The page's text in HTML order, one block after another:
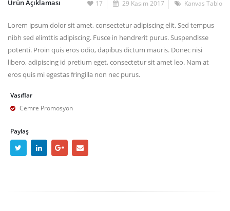
Ürün Açıklaması 17 29 Kasım 2017 Kanvas Tablo
Lorem ipsum dolor sit amet, consectetur adipiscing elit. Sed tempus
nibh sed elimttis adipiscing. Fusce in hendrerit purus. Suspendisse
potenti. Proin quis eros odio, dapibus dictum mauris. Donec nisi
libero, adipiscing id pretium eget, consectetur sit amet leo. Nam at
eros quis mi egestas fringilla non nec purus.
Vasıflar
Cemre Promosyon
Paylaş